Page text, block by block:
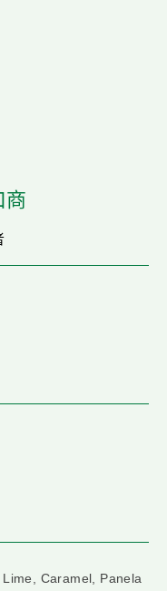
商
Caramel, Panela